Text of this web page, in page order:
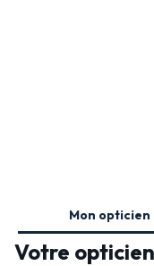
Mon opticien
Votre